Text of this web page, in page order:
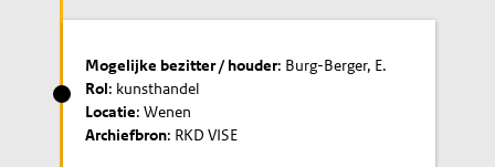
Mogelijke bezitter / houder: Burg-Berger, E.
Rol: kunsthandel
Locatie: Wenen
Archiefbron: RKD VISE